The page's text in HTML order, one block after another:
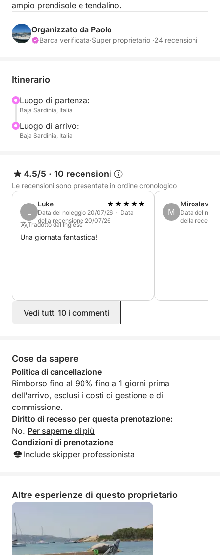
ampio prendisole e tendalino.
Organizzato da Paolo
Barca verificata·Super proprietario ·24 recensioni
Itinerario
Luogo di partenza:
Baja Sardinia, Italia
Luogo di arrivo:
Baja Sardinia, Italia
4.5/5 · 10 recensioni
Le recensioni sono presentate in ordine cronologico
L
Luke
Data del noleggio 20/07/26 · Data
della recensione 20/07/26
Tradotto dal Inglese
Una giornata fantastica!
M
Miroslav
Data del
della
Vedi tutti 10 i commenti
Cose da sapere
Politica di cancellazione
Rimborso fino al 90% fino a 1 giorni prima
dell'arrivo, esclusi i costi di gestione e di
commissione.
Diritto di recesso per questa prenotazione:
No. Per saperne di più
Condizioni di prenotazione
Include skipper professionista
Altre esperienze di questo proprietario